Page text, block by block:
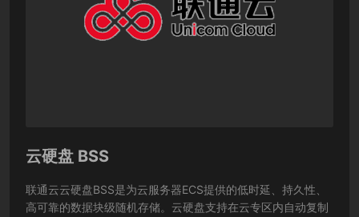
云硬盘 BSS
联通云云硬盘BSS是为云服务器ECS提供的低时延、持久性、
高可靠的数据块级随机存储。云硬盘支持在云专区内自动复制